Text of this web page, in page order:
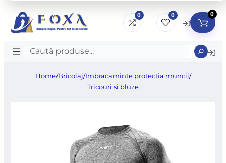
0 0 0
Caută
Home/Bricolaj/Imbracaminte protectia muncii/
Tricouri si bluze